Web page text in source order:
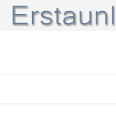
Zum
Inhalt